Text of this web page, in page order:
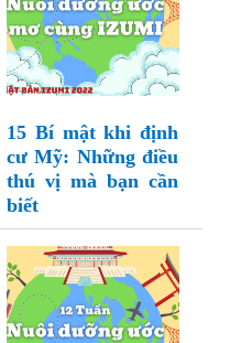
15 Bí mật khi định
cư Mỹ: Những điều
thú vị mà bạn cần
biết